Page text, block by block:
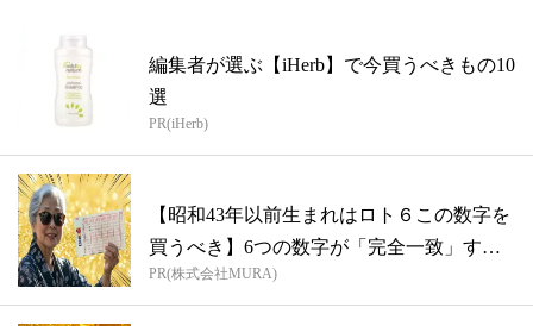
編集者が選ぶ【iHerb】で今買うべきもの10
選
PR(iHerb)
【昭和43年以前生まれはロト６この数字を
買うべき】6つの数字が「完全一致」する
方...
PR(株式会社MURA)